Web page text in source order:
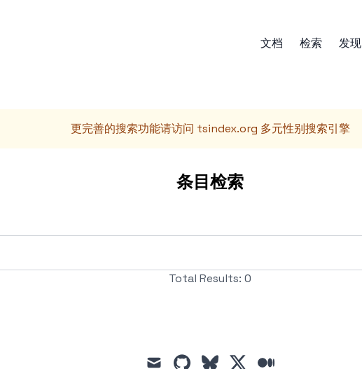
文档 检索 发现
更完善的搜索功能请访问 tsindex.org 多元性别搜索引擎
条目检索
Total Results: 0
mail githubbluesky
x medium